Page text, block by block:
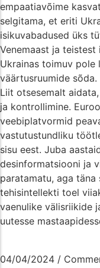
empaatiavõime
selgitama, et eriti
isikuvabadused üks
Venemaast ja
Ukrainas toimuv
väärtusruumide
Liit otsesemalt
ja kontrollimine.
veebiplatvormid
vastutustundliku
sisu eest. Juba
desinformatsiooni ja
paratamatu, aga täna
tehisintellekti toel
vaenulike välisriikide
uutesse
04/04/2024 /